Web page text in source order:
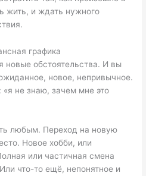
жить, и ждать нужного
новые обстоятельства. И вы
новое, непривычное.
«я не знаю, зачем мне это
любым. Переход на новую
Новое хобби, или
или частичная смена
что-то ещё, непонятное и